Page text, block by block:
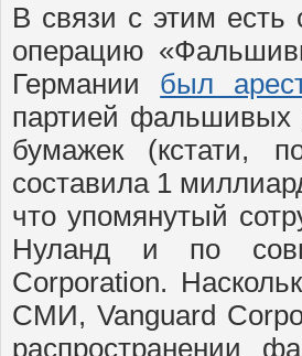
В связи с этим
операцию
Германии был
партией
бумажек (кстати,
составила 1
что упомянутый
Нуланд и по
Corporation.
СМИ, Vanguard
распространении